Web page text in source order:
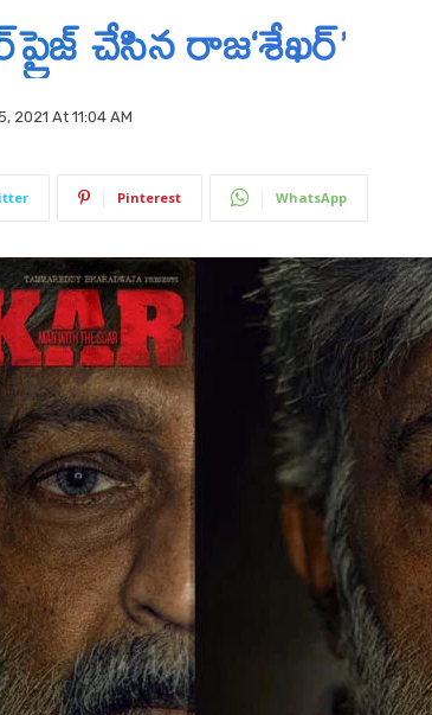
చేసిన రాజ‘శేఖర్’
2021 At 11:04 AM
Pinterest WhatsApp